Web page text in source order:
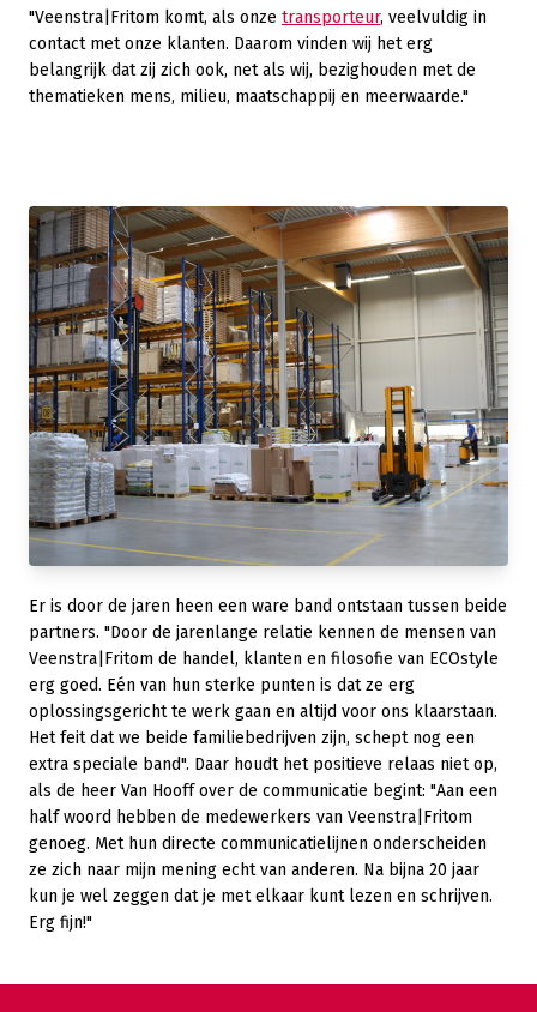
"Veenstra|Fritom komt, als onze transporteur, veelvuldig in
contact met onze klanten. Daarom vinden wij het erg
belangrijk dat zij zich ook, net als wij, bezighouden met de
thematieken mens, milieu, maatschappij en meerwaarde."
Er is door de jaren heen een ware band ontstaan tussen beide
partners. "Door de jarenlange relatie kennen de mensen van
Veenstra|Fritom de handel, klanten en filosofie van ECOstyle
erg goed. Eén van hun sterke punten is dat ze erg
oplossingsgericht te werk gaan en altijd voor ons klaarstaan.
Het feit dat we beide familiebedrijven zijn, schept nog een
extra speciale band". Daar houdt het positieve relaas niet op,
als de heer Van Hooff over de communicatie begint: "Aan een
half woord hebben de medewerkers van Veenstra|Fritom
genoeg. Met hun directe communicatielijnen onderscheiden
ze zich naar mijn mening echt van anderen. Na bijna 20 jaar
kun je wel zeggen dat je met elkaar kunt lezen en schrijven.
Erg fijn!"